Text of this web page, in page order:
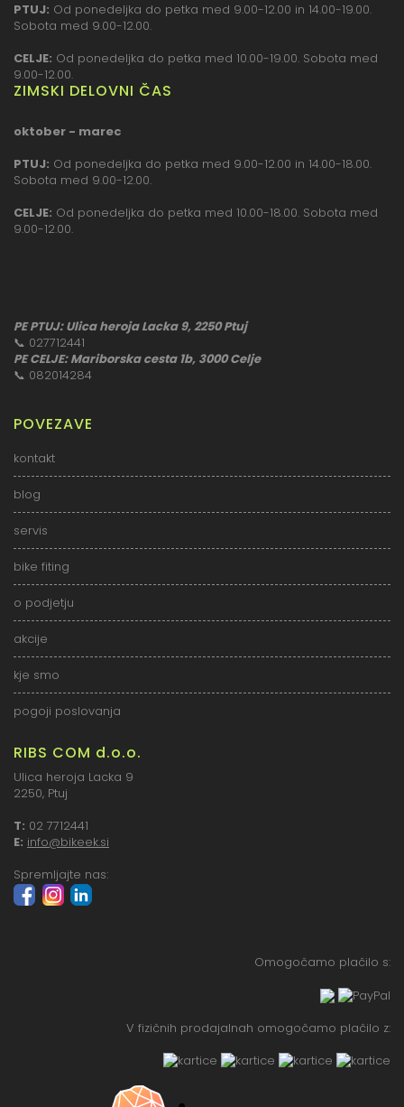
PTUJ: Od ponedeljka do petka med 9.00-12.00 in 14.00-19.00.
Sobota med 9.00-12.00.
CELJE: Od ponedeljka do petka med 10.00-19.00. Sobota med
9.00-12.00.
ZIMSKI DELOVNI ČAS
oktober - marec
PTUJ: Od ponedeljka do petka med 9.00-12.00 in 14.00-18.00.
Sobota med 9.00-12.00.
CELJE: Od ponedeljka do petka med 10.00-18.00. Sobota med
9.00-12.00.
PE PTUJ: Ulica heroja Lacka 9, 2250 Ptuj
📞 027712441
PE CELJE: Mariborska cesta 1b, 3000 Celje
📞 082014284
POVEZAVE
kontakt
blog
servis
bike fiting
o podjetju
akcije
kje smo
pogoji poslovanja
RIBS COM d.o.o.
Ulica heroja Lacka 9
2250, Ptuj
T: 02 7712441
E: info@bikeek.si
Spremljajte nas:
Omogočamo plačilo s:
V fizičnih prodajalnah omogočamo plačilo z: